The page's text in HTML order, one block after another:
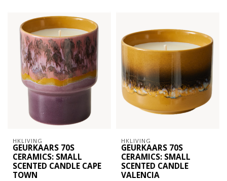
HKLIVING
GEURKAARS 70S
CERAMICS: SMALL
SCENTED CANDLE CAPE
TOWN
HKLIVING
GEURKAARS 70S
CERAMICS: SMALL
SCENTED CANDLE
VALENCIA